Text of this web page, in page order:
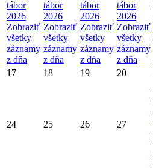
tábor
2026
Zobraziť
všetky
záznamy
z dňa
tábor
2026
Zobraziť
všetky
záznamy
z dňa
tábor
2026
Zobraziť
všetky
záznamy
z dňa
tábor
2026
Zobraziť
všetky
záznamy
z dňa
17 18 19 20
24 25 26 27